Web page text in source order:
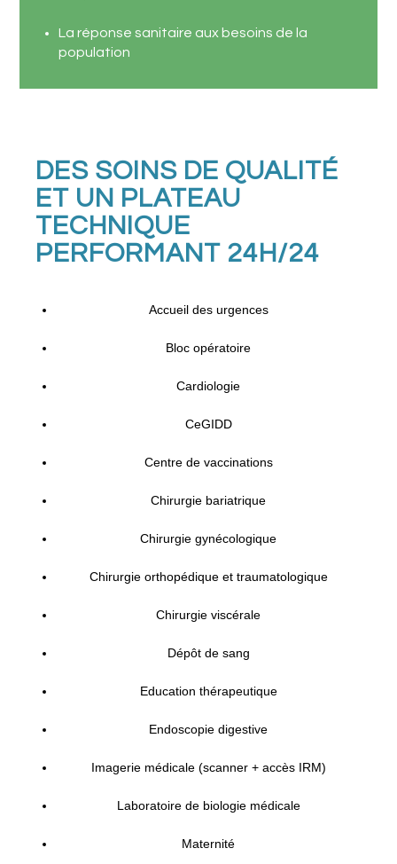
La réponse sanitaire aux besoins de la
population
DES SOINS DE QUALITÉ
ET UN PLATEAU
TECHNIQUE
PERFORMANT 24H/24
Accueil des urgences
Bloc opératoire
Cardiologie
CeGIDD
Centre de vaccinations
Chirurgie bariatrique
Chirurgie gynécologique
Chirurgie orthopédique et traumatologique
Chirurgie viscérale
Dépôt de sang
Education thérapeutique
Endoscopie digestive
Imagerie médicale (scanner + accès IRM)
Laboratoire de biologie médicale
Maternité